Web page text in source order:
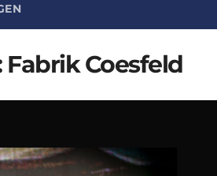
Fabrik Coesfeld